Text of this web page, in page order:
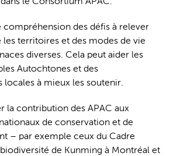
les territoires et des modes de vie
diverses. Cela peut aider les
Autochtones et des
locales à mieux les soutenir.
la contribution des APAC aux
de conservation et de
– par exemple ceux du Cadre
de Kunming à Montréal et